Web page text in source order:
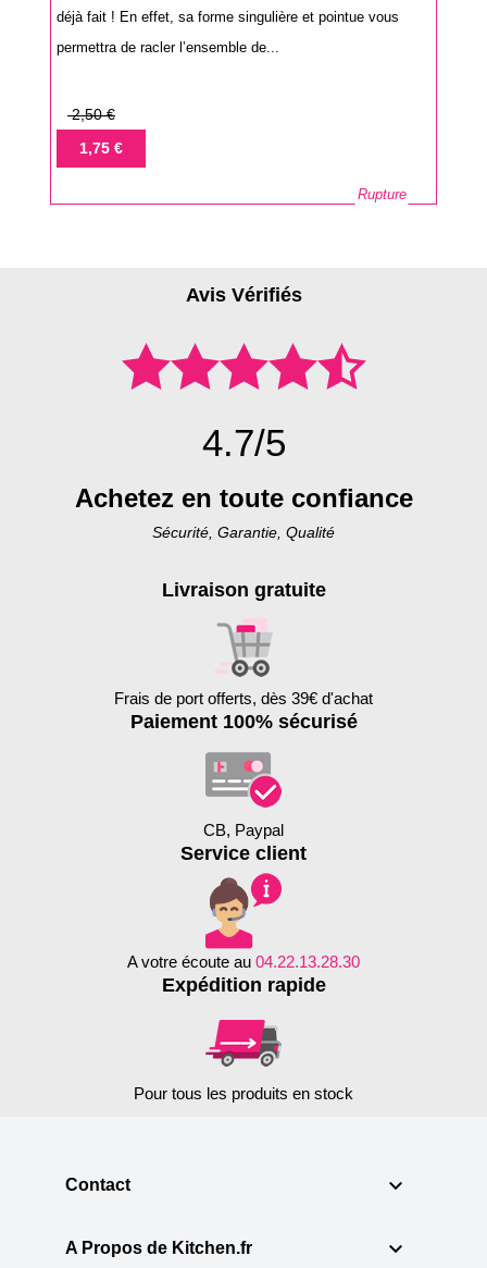
déjà fait ! En effet, sa forme singulière et pointue vous
permettra de racler l’ensemble de...
Prix
2,50 €
Prix1,75 €
Rupture
Avis Vérifiés
4.7/5
Achetez en toute confiance
Sécurité, Garantie, Qualité
Livraison gratuite
Frais de port offerts, dès 39€ d'achat
Paiement 100% sécurisé
CB, Paypal
Service client
A votre écoute au 04.22.13.28.30
Expédition rapide
Pour tous les produits en stock
Contact 
A Propos de Kitchen.fr 